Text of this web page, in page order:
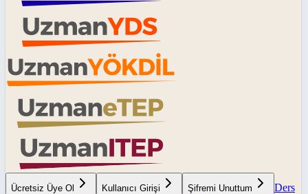
Ücretsiz Üye Ol Kullanıcı Girişi Şifremi Unuttum
Ders